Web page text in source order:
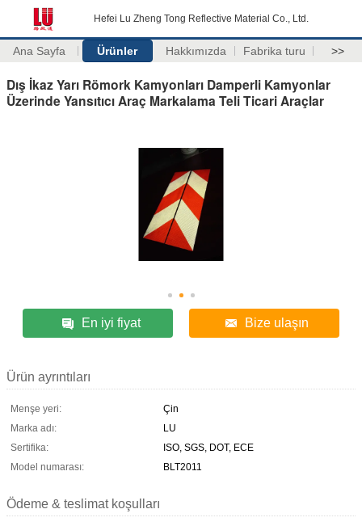
Hefei Lu Zheng Tong Reflective Material Co., Ltd.
Ana Sayfa Ürünler Hakkımızda Fabrika turu >>
Dış İkaz Yarı Römork Kamyonları Damperli Kamyonlar
Üzerinde Yansıtıcı Araç Markalama Teli Ticari Araçlar
En iyi fiyat Bize ulaşın
Ürün ayrıntıları
Menşe yeri:
Çin
Marka adı:
LU
Sertifika:
ISO, SGS, DOT, ECE
Model numarası:
BLT2011
Ödeme & teslimat koşulları